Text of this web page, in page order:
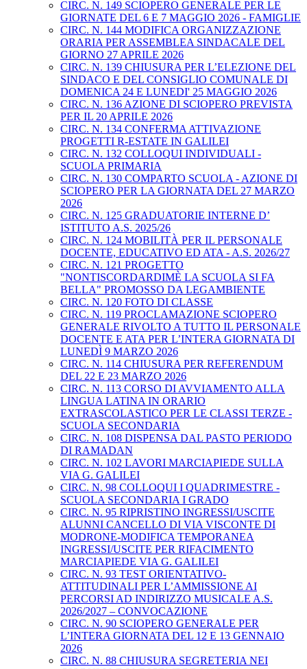
CIRC. N. 149 SCIOPERO GENERALE PER LE
GIORNATE DEL 6 E 7 MAGGIO 2026 - FAMIGLIE
CIRC. N. 144 MODIFICA ORGANIZZAZIONE
ORARIA PER ASSEMBLEA SINDACALE DEL
GIORNO 27 APRILE 2026
CIRC. N. 139 CHIUSURA PER L’ELEZIONE DEL
SINDACO E DEL CONSIGLIO COMUNALE DI
DOMENICA 24 E LUNEDI' 25 MAGGIO 2026
CIRC. N. 136 AZIONE DI SCIOPERO PREVISTA
PER IL 20 APRILE 2026
CIRC. N. 134 CONFERMA ATTIVAZIONE
PROGETTI R-ESTATE IN GALILEI
CIRC. N. 132 COLLOQUI INDIVIDUALI -
SCUOLA PRIMARIA
CIRC. N. 130 COMPARTO SCUOLA - AZIONE DI
SCIOPERO PER LA GIORNATA DEL 27 MARZO
2026
CIRC. N. 125 GRADUATORIE INTERNE D’
ISTITUTO A.S. 2025/26
CIRC. N. 124 MOBILITÀ PER IL PERSONALE
DOCENTE, EDUCATIVO ED ATA - A.S. 2026/27
CIRC. N. 121 PROGETTO
"NONTISCORDARDIMÈ LA SCUOLA SI FA
BELLA" PROMOSSO DA LEGAMBIENTE
CIRC. N. 120 FOTO DI CLASSE
CIRC. N. 119 PROCLAMAZIONE SCIOPERO
GENERALE RIVOLTO A TUTTO IL PERSONALE
DOCENTE E ATA PER L’INTERA GIORNATA DI
LUNEDÌ 9 MARZO 2026
CIRC. N. 114 CHIUSURA PER REFERENDUM
DEL 22 E 23 MARZO 2026
CIRC. N. 113 CORSO DI AVVIAMENTO ALLA
LINGUA LATINA IN ORARIO
EXTRASCOLASTICO PER LE CLASSI TERZE -
SCUOLA SECONDARIA
CIRC. N. 108 DISPENSA DAL PASTO PERIODO
DI RAMADAN
CIRC. N. 102 LAVORI MARCIAPIEDE SULLA
VIA G. GALILEI
CIRC. N. 98 COLLOQUI I QUADRIMESTRE -
SCUOLA SECONDARIA I GRADO
CIRC. N. 95 RIPRISTINO INGRESSI/USCITE
ALUNNI CANCELLO DI VIA VISCONTE DI
MODRONE-MODIFICA TEMPORANEA
INGRESSI/USCITE PER RIFACIMENTO
MARCIAPIEDE VIA G. GALILEI
CIRC. N. 93 TEST ORIENTATIVO-
ATTITUDINALI PER L’AMMISSIONE AI
PERCORSI AD INDIRIZZO MUSICALE A.S.
2026/2027 – CONVOCAZIONE
CIRC. N. 90 SCIOPERO GENERALE PER
L’INTERA GIORNATA DEL 12 E 13 GENNAIO
2026
CIRC. N. 88 CHIUSURA SEGRETERIA NEI